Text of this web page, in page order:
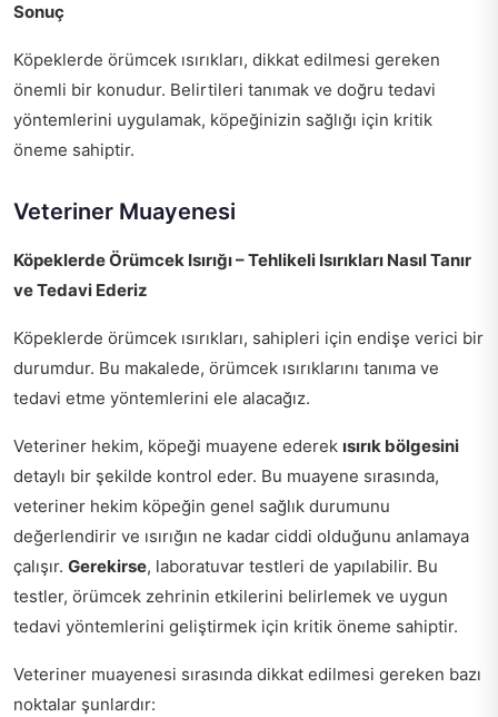
Sonuç
Köpeklerde örümcek ısırıkları, dikkat edilmesi gereken
önemli bir konudur. Belirtileri tanımak ve doğru tedavi
yöntemlerini uygulamak, köpeğinizin sağlığı için kritik
öneme sahiptir.
Veteriner Muayenesi
Köpeklerde Örümcek Isırığı – Tehlikeli Isırıkları Nasıl Tanır
ve Tedavi Ederiz
Köpeklerde örümcek ısırıkları, sahipleri için endişe verici bir
durumdur. Bu makalede, örümcek ısırıklarını tanıma ve
tedavi etme yöntemlerini ele alacağız.
Veteriner hekim, köpeği muayene ederek ısırık bölgesini
detaylı bir şekilde kontrol eder. Bu muayene sırasında,
veteriner hekim köpeğin genel sağlık durumunu
değerlendirir ve ısırığın ne kadar ciddi olduğunu anlamaya
çalışır. Gerekirse, laboratuvar testleri de yapılabilir. Bu
testler, örümcek zehrinin etkilerini belirlemek ve uygun
tedavi yöntemlerini geliştirmek için kritik öneme sahiptir.
Veteriner muayenesi sırasında dikkat edilmesi gereken bazı
noktalar şunlardır: